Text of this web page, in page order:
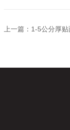
上一篇： 1-5公分厚